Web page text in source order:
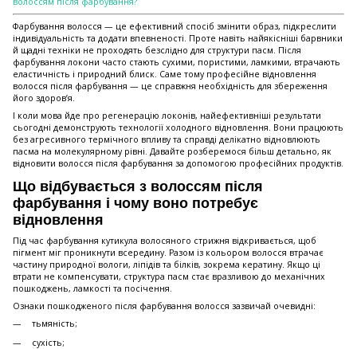
Фарбування волосся — це ефективний спосіб змінити образ, підкреслити
індивідуальність та додати впевненості. Проте навіть найякісніші барвники
й щадні техніки не проходять безслідно для структури пасм. Після
фарбування локони часто стають сухими, пористими, ламкими, втрачають
еластичність і природний блиск. Саме тому професійне відновлення
волосся після фарбування — це справжня необхідність для збереження
його здоров’я.
І коли мова йде про регенерацію локонів, найефективніші результати
сьогодні демонструють технології холодного відновлення. Вони працюють
без агресивного термічного впливу та справді делікатно відновлюють
пасма на молекулярному рівні. Давайте розберемося більш детально, як
відновити волосся після фарбування за допомогою професійних продуктів.
Що відбувається з волоссям після
фарбування і чому воно потребує
відновлення
Під час фарбування кутикула волосяного стрижня відкривається, щоб
пігмент міг проникнути всередину. Разом із кольором волосся втрачає
частину природної вологи, ліпідів та білків, зокрема кератину. Якщо ці
втрати не компенсувати, структура пасм стає вразливою до механічних
пошкоджень, ламкості та посічення.
Ознаки пошкодженого після фарбування волосся зазвичай очевидні:
тьмяність;
сухість;